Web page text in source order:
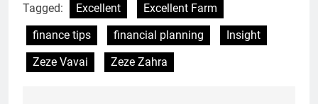
Tagged: Excellent
Excellent Farm
finance tips
financial planning
Insight
Zeze Vavai
Zeze Zahra